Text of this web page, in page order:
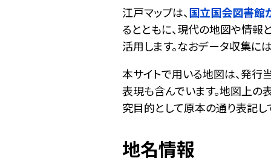
江戸マップは、 国立国会図書館
るとともに、現代の地図や情報
活用します。なおデータ収集に
本サイトで用いる地図は、発行
表現も含んでいます。地図上の
究目的として原本の通り表記し
地名情報